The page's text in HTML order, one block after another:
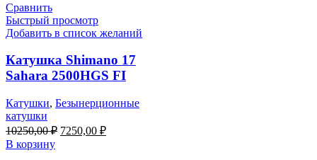
Сравнить
Быстрый просмотр
Добавить в список желаний
Катушка Shimano 17
Sahara 2500HGS FI
Катушки, Безынерционные
катушки
10250,00₽ Первоначальная
7250,00 ₽Текущая
В корзину